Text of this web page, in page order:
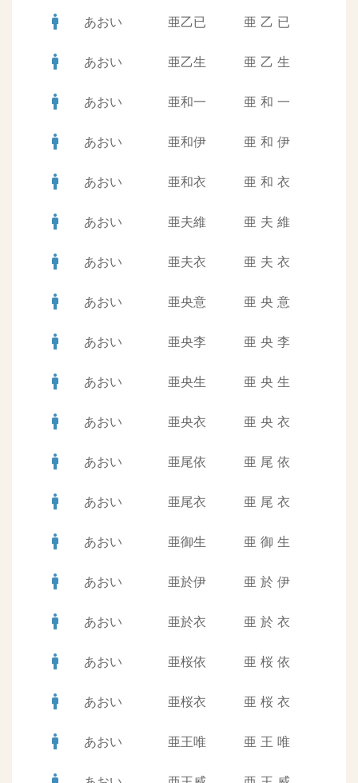
man あおい 亜乙已 亜 乙 已
man あおい 亜乙生 亜 乙 生
man あおい 亜和一 亜 和 一
man あおい 亜和伊 亜 和 伊
man あおい 亜和衣 亜 和 衣
man あおい 亜夫維 亜 夫 維
man あおい 亜夫衣 亜 夫 衣
man あおい 亜央意 亜 央 意
man あおい 亜央李 亜 央 李
man あおい 亜央生 亜 央 生
man あおい 亜央衣 亜 央 衣
man あおい 亜尾依 亜 尾 依
man あおい 亜尾衣 亜 尾 衣
man あおい 亜御生 亜 御 生
man あおい 亜於伊 亜 於 伊
man あおい 亜於衣 亜 於 衣
man あおい 亜桜依 亜 桜 依
man あおい 亜桜衣 亜 桜 衣
man あおい 亜王唯 亜 王 唯